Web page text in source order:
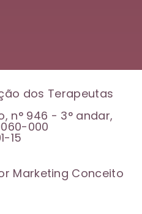
dos Terapeutas
n° 946 - 3° andar,
000
15
Marketing Conceito